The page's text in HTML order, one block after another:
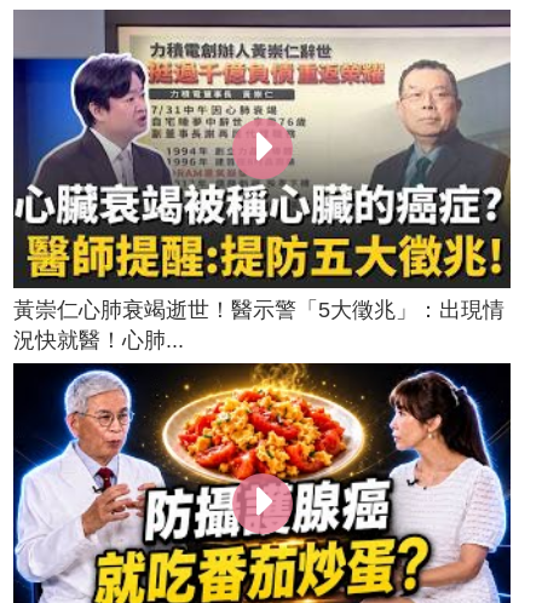
黃崇仁心肺衰竭逝世！醫示警「5大徵兆」：出現情
況快就醫！心肺...